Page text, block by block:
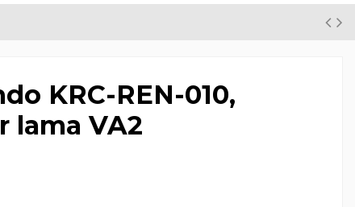
KRC-REN-010,
lama VA2